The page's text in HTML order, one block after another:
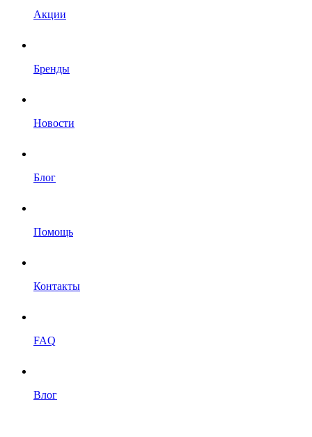
Акции
Бренды
Новости
Блог
Помощь
Контакты
FAQ
Влог